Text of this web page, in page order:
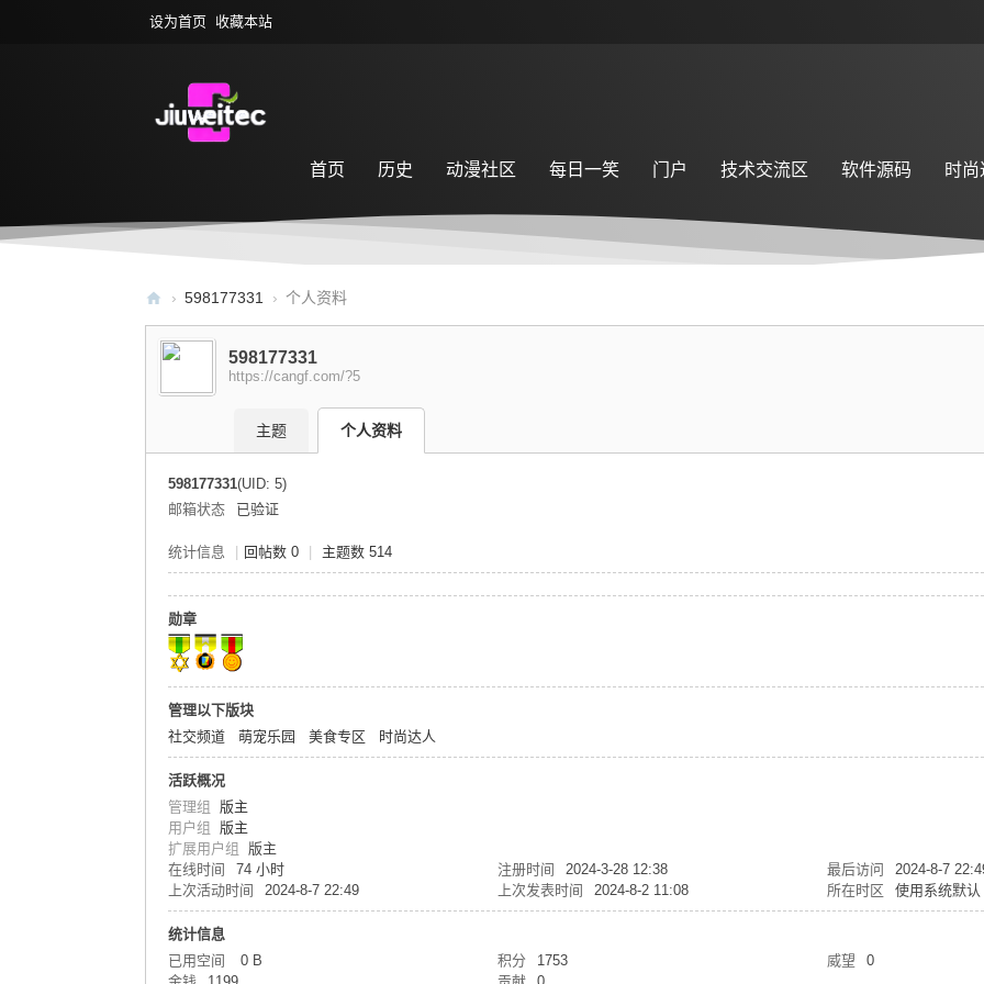
设为首页 收藏本站
首页 历史 动漫社区 每日一笑 门户 技术交流区 软件源码
时尚
九
社
› 598177331 › 个人资料
598177331
https://cangf.com/?5
主题 个人资料
598177331(UID: 5)
邮箱状态
已验证
统计信息 回帖数 0 主题数 514
勋章
管理以下版块
社交频道
萌宠乐园 美食专区 时尚达人
活跃概况
管理组 版主
用户组 版主
扩展用户组 版主
在线时间
74 小时 注册时间 2024-3-28 12:38 最后访问
2024-8-7
上次活动时间
2024-8-7 22:49 上次发表时间 2024-8-2 11:08 所在时区 使用系统默认
统计信息
已用空间
0 B 积分 1753 威望
0